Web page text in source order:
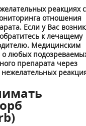
реакциях с
отношения
Если у Вас
к лечащему
Медицинским
о любых
препарата через